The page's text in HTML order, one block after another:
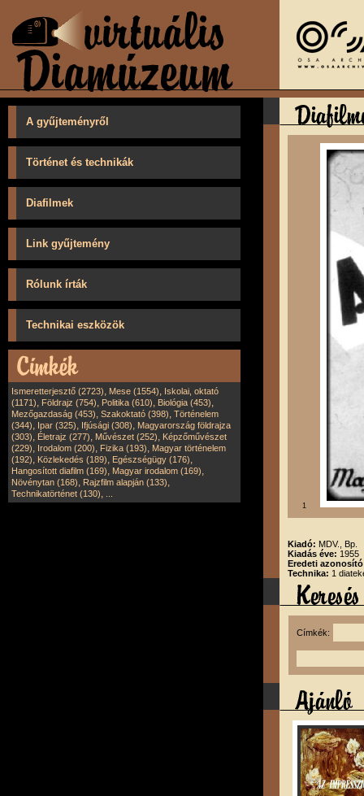
A gyűjteményről
Történet és technikák
Diafilmek
Link gyűjtemény
Rólunk írták
Technikai eszközök
Ismeretterjesztő (2723), Mese (1554), Iskolai, oktató
(1171), Földrajz (754), Politika (610), Biológia (453),
Mezőgazdaság (453), Szakoktató (398), Történelem
(344), Ipar (325), Ifjúsági (308), Magyarország földrajza
(303), Életrajz (277), Művészet (252), Képzőművészet
(229), Irodalom (200), Fizika (193), Magyar történelem
(192), Közlekedés (189), Egészségügy (176),
Hangosított diafilm (169), Magyar irodalom (169),
Növénytan (168), Rajzfilm alapján (133),
Technikatörténet (130),
1
Kiadó: MDV., Bp.
Kiadás éve: 1955
Eredeti
Technika: 1
Címkék: